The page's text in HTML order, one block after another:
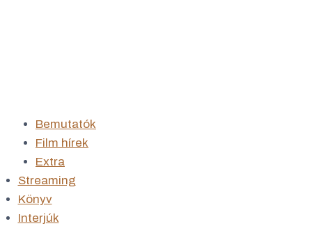
Bemutatók
Film hírek
Extra
Streaming
Könyv
Interjúk